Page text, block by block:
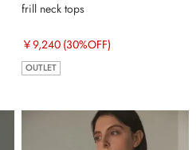
frill neck tops
￥9,240 (30%OFF)
OUTLET